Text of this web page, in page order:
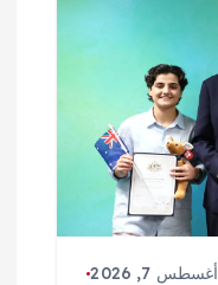
أغسطس 7, 2026